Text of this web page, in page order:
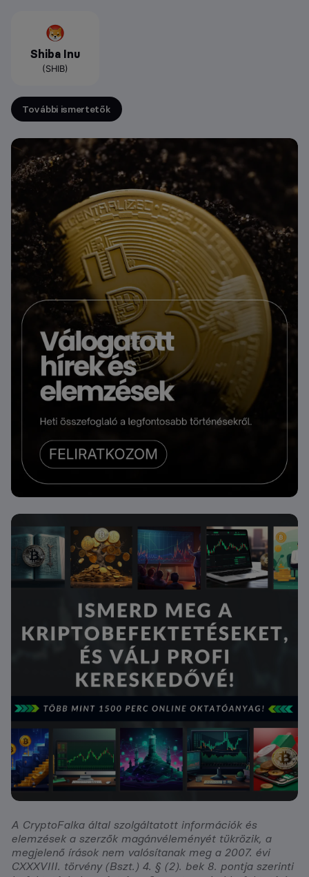
Shiba Inu
(SHIB)
További ismertetők
A CryptoFalka által szolgáltatott információk és
elemzések a szerzők magánvéleményét tükrözik, a
megjelenő írások nem valósítanak meg a 2007. évi
CXXXVIII. törvény (Bszt.) 4. § (2). bek 8. pontja szerinti